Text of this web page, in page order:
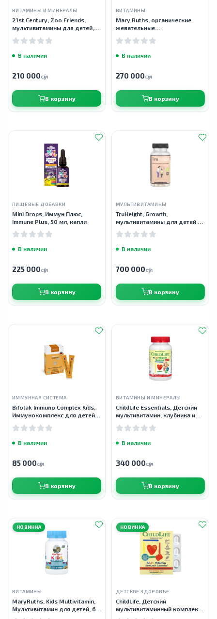
ВИТАМИНЫ И МИНЕРАЛЫ
21st Century, Zoo Friends,
мультивитамины для детей,
60 мармеладок
В наличии
210 000сӯм
В корзину
ВИТАМИНЫ
Mary Ruths, органические
жевательные
со вкусом ягод и вишни, 60
В наличии
270 000сӯм
В корзину
ПИЩЕВЫЕ ДОБАВКИ
Mini Drops, Иммун Плюс,
Immune Plus, 50 мл, капли
В наличии
225 000сӯм
В корзину
МУЛЬТИВИТАМИНЫ
TruHeight, Growth,
мультивитамины для детей от
В наличии
700 000сӯм
В корзину
ИММУННАЯ СИСТЕМА
Bifolak Immuno Complex Kids,
Иммунокомплекс для детей,
В наличии
85 000сӯм
В корзину
ВИТАМИНЫ И МИНЕРАЛЫ
ChildLife Essentials, Детский
мультивитамин, клубника и
В наличии
340 000сӯм
В корзину
НОВИНКА
ВИТАМИНЫ
MaryRuths, Kids Multivitamin,
Мультивитамин для детей, 60
НОВИНКА
ДЕТСКОЕ ЗДОРОВЬЕ
ChildLife, Детский
мультивитаминный комплекс,